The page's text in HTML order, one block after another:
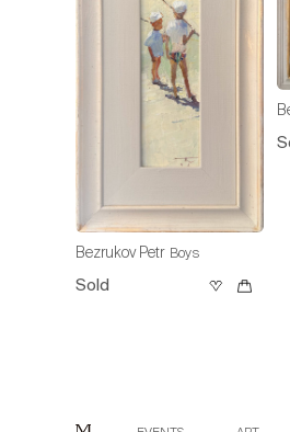
Bezrukov Petr Boys
Sold